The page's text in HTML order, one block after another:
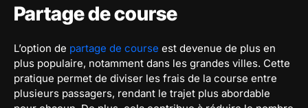
Partage de course
L’option de partage de course est devenue de plus en
plus populaire, notamment dans les grandes villes. Cette
pratique permet de diviser les frais de la course entre
plusieurs passagers, rendant le trajet plus abordable